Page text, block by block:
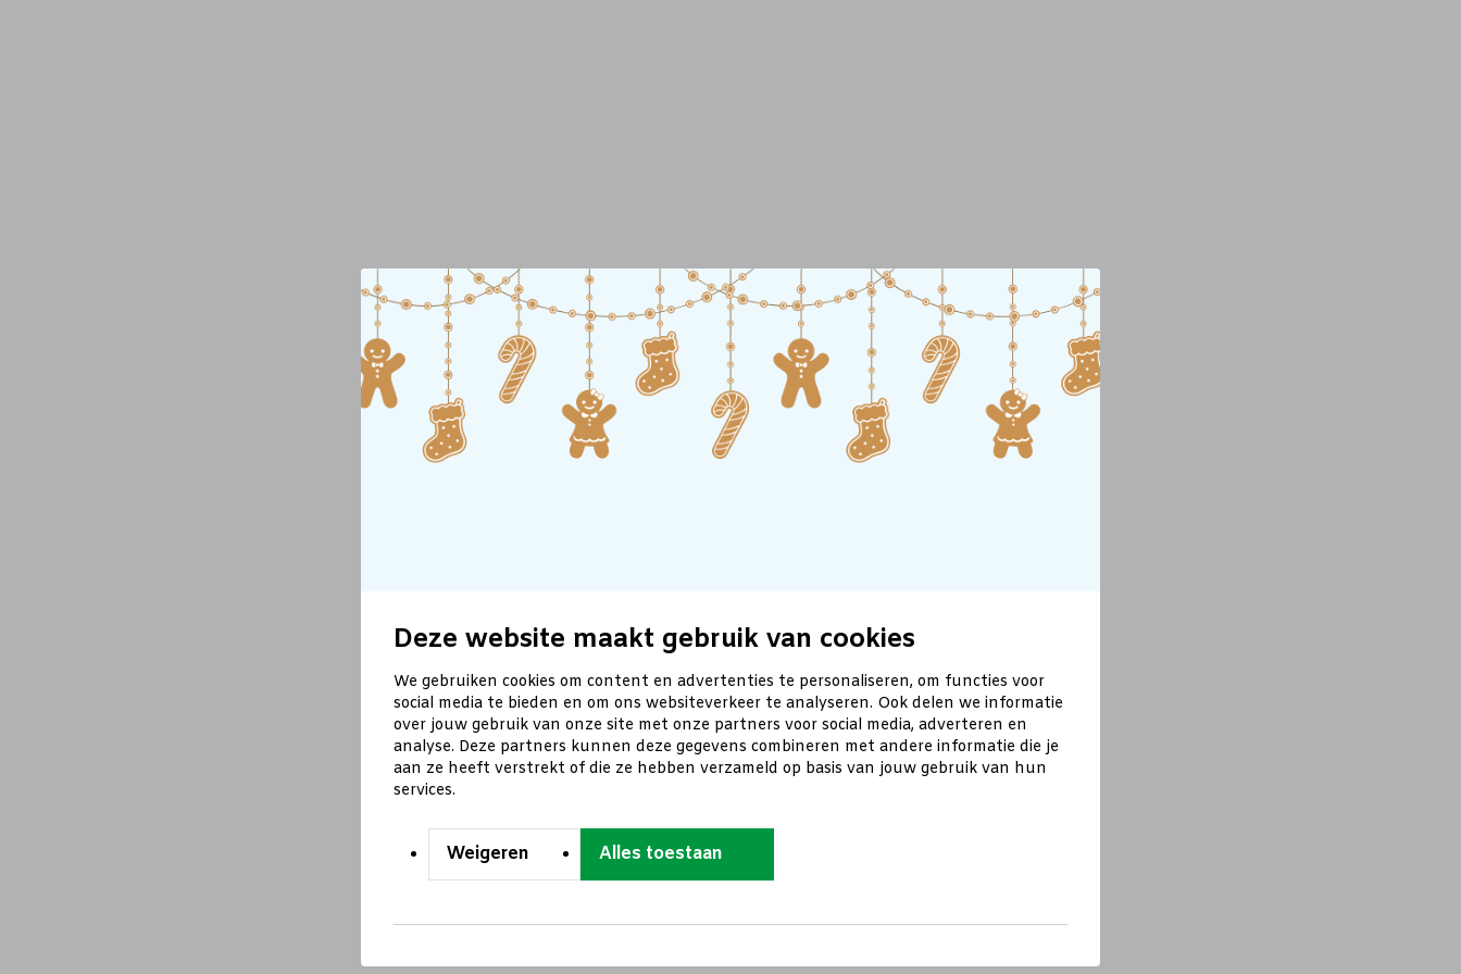
Deze website maakt gebruik van cookies
We gebruiken cookies om content en advertenties te personaliseren, om functies voor
social media te bieden en om ons websiteverkeer te analyseren. Ook delen we informatie
over jouw gebruik van onze site met onze partners voor social media, adverteren en
analyse. Deze partners kunnen deze gegevens combineren met andere informatie die je
aan ze heeft verstrekt of die ze hebben verzameld op basis van jouw gebruik van hun
services.
Weigeren Alles toestaan